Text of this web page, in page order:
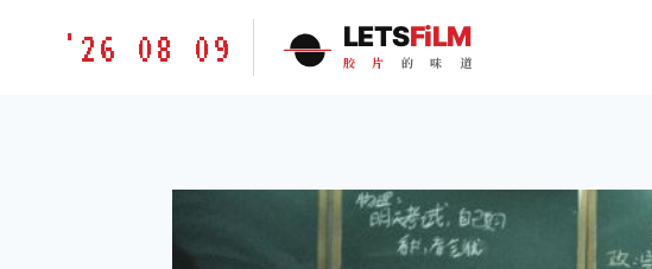
胶'26 08 09 LETSFiLM
胶 片 的 味 道